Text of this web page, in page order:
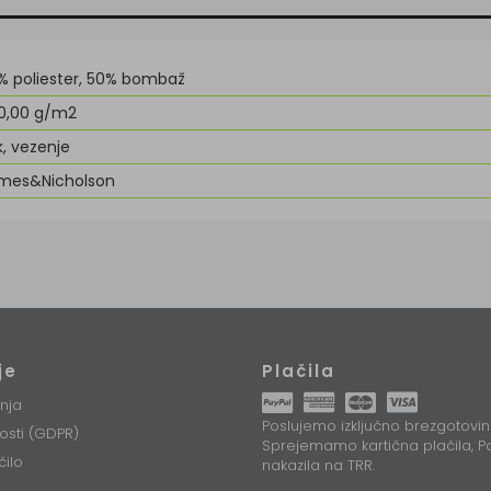
poliester, 50% bombaž
g/m2
vezenje
(GDPR)
Plačila
Poslujemo izključno
Sprejemamo kartična plačila,
nakazila na TRR.